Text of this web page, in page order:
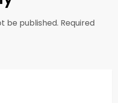
be published. Required